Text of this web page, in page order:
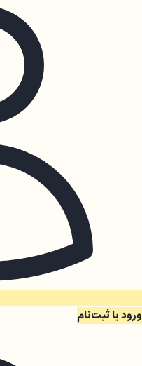
ورود یا ثبت‌نام